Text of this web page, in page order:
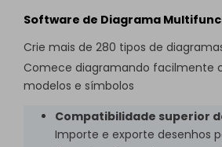
Software de Diagrama
Crie mais de 280 tipos de
Comece diagramando facilmente
modelos e símbolos
Compatibilidade superior
Importe e exporte desenhos